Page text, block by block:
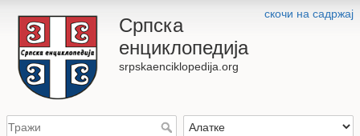
скочи на садржај
Српска
енциклопедија
srpskaenciklopedija.org